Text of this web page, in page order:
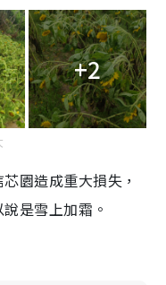
+2
園造成重大損失，
是雪上加霜。